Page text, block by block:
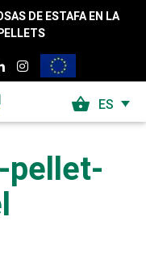
DE ESTAFA EN LA
shopping_basket ES
pellet-